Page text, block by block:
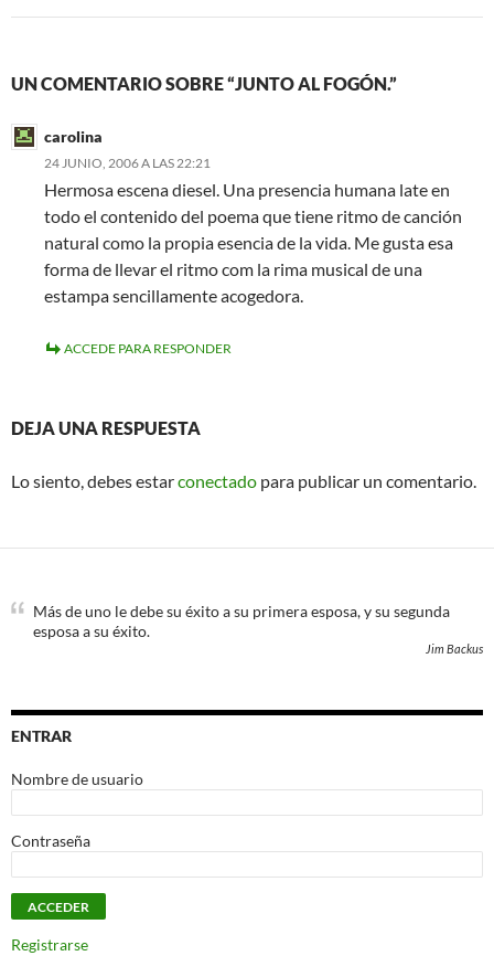
UN COMENTARIO SOBRE “JUNTO AL FOGÓN.”
carolina
24 JUNIO, 2006 A LAS 22:21
Hermosa escena diesel. Una presencia humana late en
todo el contenido del poema que tiene ritmo de canción
natural como la propia esencia de la vida. Me gusta esa
forma de llevar el ritmo com la rima musical de una
estampa sencillamente acogedora.
ACCEDE PARA RESPONDER
DEJA UNA RESPUESTA
Lo siento, debes estarconectado para publicar un comentario.
Más de uno le debe su éxito a su primera esposa, y su segunda
esposa a su éxito.
Jim Backus
ENTRAR
Nombre de usuario
Contraseña
Registrarse